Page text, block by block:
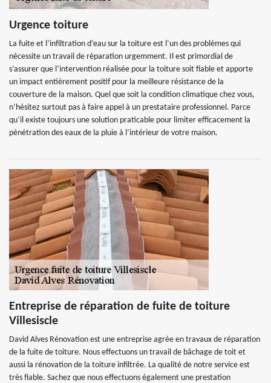
Urgence toiture
La fuite et l’infiltration d’eau sur la toiture est l’un des problèmes qui
nécessite un travail de réparation urgemment. Il est primordial de
s’assurer que l’intervention réalisée pour la toiture soit fiable et apporte
un impact entièrement positif pour la meilleure résistance de la
couverture de la maison. Quel que soit la condition climatique chez vous,
n’hésitez surtout pas à faire appel à un prestataire professionnel. Parce
qu’il existe toujours une solution praticable pour limiter efficacement la
pénétration des eaux de la pluie à l’intérieur de votre maison.
Entreprise de réparation de fuite de toiture
Villesiscle
David Alves Rénovation est une entreprise agrée en travaux de réparation
de la fuite de toiture. Nous effectuons un travail de bâchage de toit et
aussi la rénovation de la toiture infiltrée. La qualité de notre service est
très fiable. Sachez que nous effectuons également une prestation